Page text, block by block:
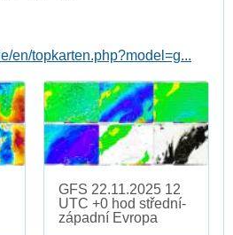
en/topkarten.php?model=g...
GFS 22.11.2025 12
UTC +0 hod střední-
západní Evropa